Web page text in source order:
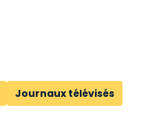
Journaux télévisés